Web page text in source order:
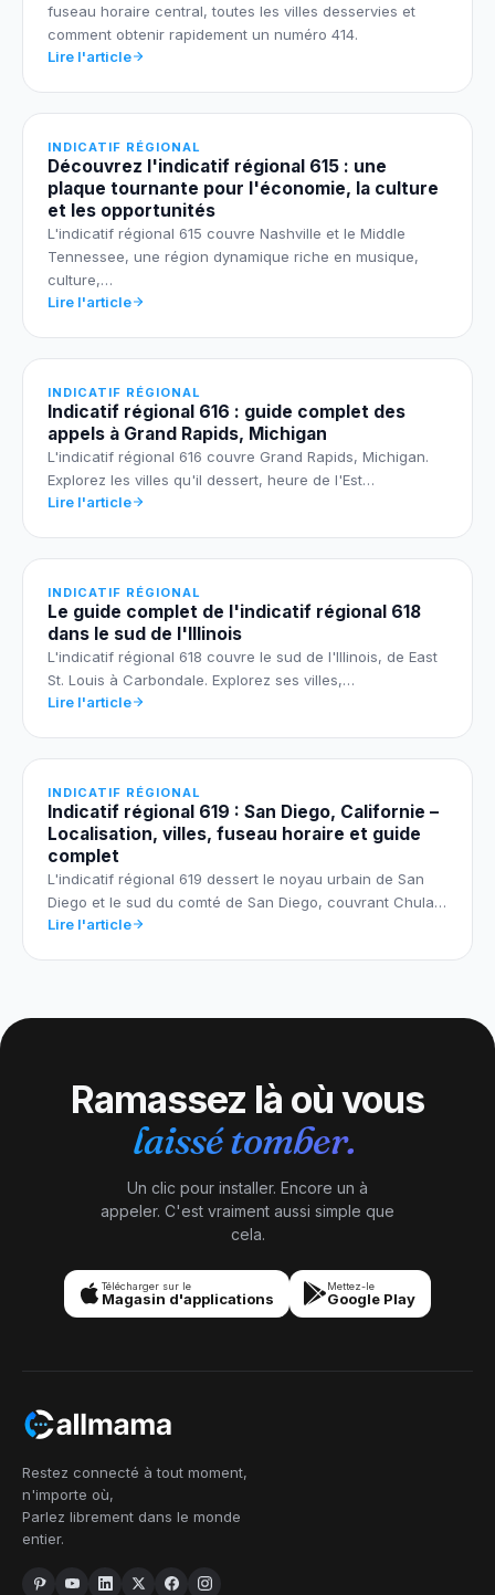
fuseau horaire central, toutes les villes desservies et
comment obtenir rapidement un numéro 414.
Lire l'article
INDICATIF RÉGIONAL
Découvrez l'indicatif régional 615 : une
plaque tournante pour l'économie, la culture
et les opportunités
L'indicatif régional 615 couvre Nashville et le Middle
Tennessee, une région dynamique riche en musique,
culture,…
Lire l'article
INDICATIF RÉGIONAL
Indicatif régional 616 : guide complet des
appels à Grand Rapids, Michigan
L'indicatif régional 616 couvre Grand Rapids, Michigan.
Explorez les villes qu'il dessert, heure de l'Est…
Lire l'article
INDICATIF RÉGIONAL
Le guide complet de l'indicatif régional 618
dans le sud de l'Illinois
L'indicatif régional 618 couvre le sud de l'Illinois, de East
St. Louis à Carbondale. Explorez ses villes,…
Lire l'article
INDICATIF RÉGIONAL
Indicatif régional 619 : San Diego, Californie –
Localisation, villes, fuseau horaire et guide
complet
L'indicatif régional 619 dessert le noyau urbain de San
Diego et le sud du comté de San Diego, couvrant Chula…
Lire l'article
Ramassez là où vous
laissé tomber.
Un clic pour installer. Encore un à
appeler. C'est vraiment aussi simple que
cela.
Télécharger sur le
Magasin d'applications
Mettez-le
Google Play
Restez connecté à tout moment,
n'importe où,
Parlez librement dans le monde
entier.